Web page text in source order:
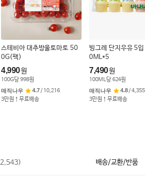
스테비아 대추방울토마토 50
0G(팩)
4,990원
100G당998원
매직나우
4.7/ 10,216
3만원↑무료배송
빙그레 단지우유 5
0ML*5
7,490원
100ML당624원
매직나우
4.8/4,355
3만원↑무료배송
2,543) 배송/교환/반품